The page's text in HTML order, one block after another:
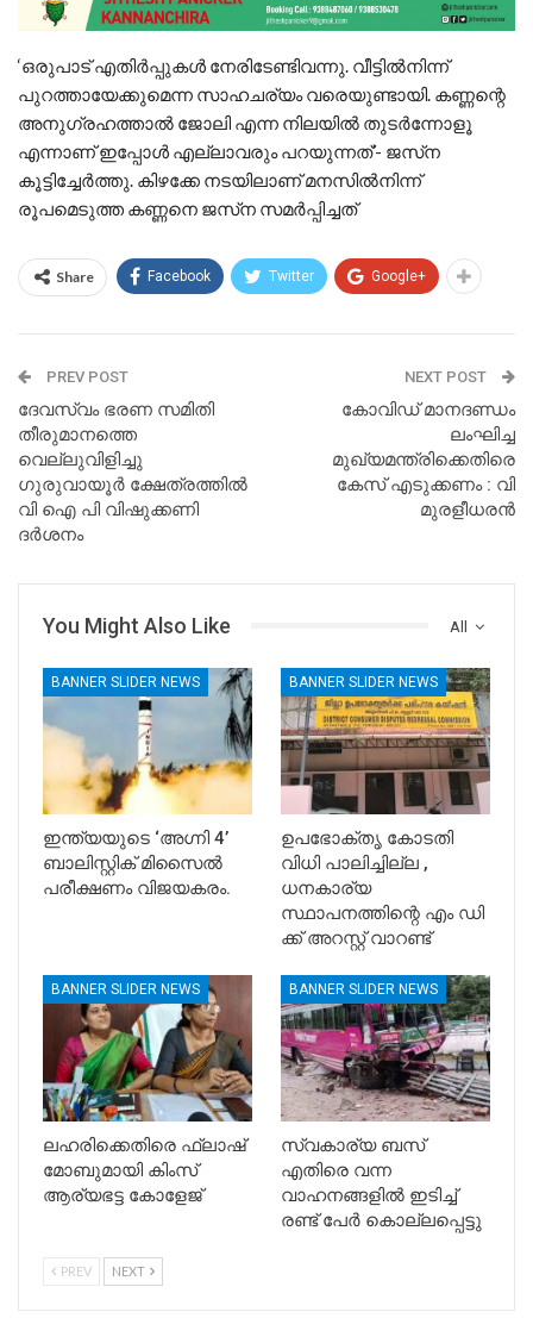
‘ഒരുപാട് എതിര്‍പ്പുകള്‍ നേരിടേണ്ടിവന്നു. വീട്ടില്‍നിന്ന്
പുറത്തായേക്കുമെന്ന സാഹചര്യം വരെയുണ്ടായി. കണ്ണന്റെ
അനുഗ്രഹത്താല്‍ ജോലി എന്ന നിലയില്‍ തുടര്‍ന്നോളൂ
എന്നാണ് ഇപ്പോള്‍ എല്ലാവരും പറയുന്നത്’- ജസ്‌ന
കൂട്ടിച്ചേര്‍ത്തു. കിഴക്കേ നടയിലാണ് മനസില്‍നിന്ന്
രൂപമെടുത്ത കണ്ണനെ ജസ്‌ന സമര്‍പ്പിച്ചത്
Share Facebook Twitter Google+
PREV POST
ദേവസ്വം ഭരണ സമിതി
തീരുമാനത്തെ
വെല്ലുവിളിച്ചു
ഗുരുവായൂർ ക്ഷേത്രത്തിൽ
വി ഐ പി വിഷുക്കണി
ദർശനം
NEXT POST
കോവിഡ് മാനദണ്ഡം
ലംഘിച്ച
മുഖ്യമന്ത്രിക്കെതിരെ
കേസ് എടുക്കണം : വി
മുരളീധരൻ
All
You Might Also Like
BANNER SLIDER NEWS
ഇന്ത്യയുടെ ‘അഗ്നി 4’
ബാലിസ്റ്റിക് മിസൈൽ
പരീക്ഷണം വിജയകരം.
BANNER SLIDER NEWS
ഉപഭോക്തൃ കോടതി
വിധി പാലിച്ചില്ല ,
ധനകാര്യ
സ്ഥാപനത്തിന്റെ എം ഡി
ക്ക് അറസ്റ്റ് വാറണ്ട്
BANNER SLIDER NEWS
ലഹരിക്കെതിരെ ഫ്ലാഷ്
മോബുമായി കിംസ്
ആര്യഭട്ട കോളേജ്
BANNER SLIDER NEWS
സ്വകാര്യ ബസ്
എതിരെ വന്ന
വാഹനങ്ങളിൽ ഇടിച്ച്
രണ്ട് പേർ കൊല്ലപ്പെട്ടു
PREV NEXT